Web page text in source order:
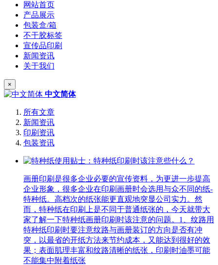
网站首页
产品展示
包装盒/箱
不干胶标签
宣传品印刷
新闻资讯
关于我们
×
中文简体
所有文章
新闻资讯
印刷资讯
包装资讯
画册印刷是很多企业必要的宣传资料，为更进一步提高
企业形象，很多企业在印刷画册时会选用与众不同的纸-
特种纸。高档次的纸张能更直观地突显公司实力。然
而，特种纸在印刷上是不同于普通纸张的，今天就带大
家了解一下特种纸画册印刷时该注意的问题。1、纹路用
特种纸印刷时要注意纹路与画册装订的方向是否有冲
突，以最省的开纸方法来节约成本，又能达到很好的效
果；表面肌理丰富和纹路清晰的纸张，印刷时油墨可能
不能集中附着纸张